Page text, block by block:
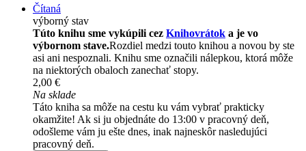
Čítaná
výborný stav
Túto knihu sme vykúpili cez Knihovrátok a je vo
výbornom stave.Rozdiel medzi touto knihou a novou by ste
asi ani nespoznali. Knihu sme označili nálepkou, ktorá môže
na niektorých obaloch zanechať stopy.
2,00 €
Na sklade
Táto kniha sa môže na cestu ku vám vybrať prakticky
okamžite! Ak si ju objednáte do 13:00 v pracovný deň,
odošleme vám ju ešte dnes, inak najneskôr nasledujúci
pracovný deň.